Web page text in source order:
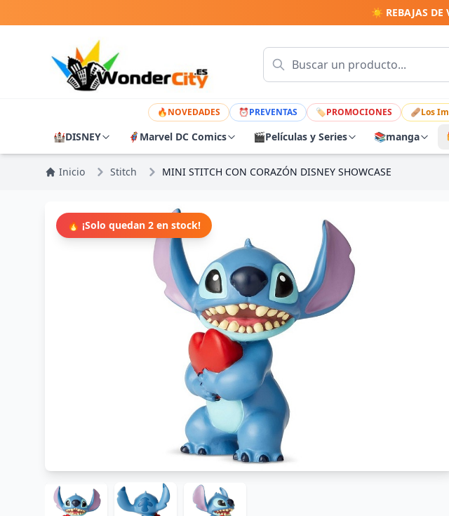
☀️ REBAJAS DE
🔥NOVEDADES ⏰PREVENTAS 🏷PROMOCIONES 🩹Los
🏰DISNEY 🦸 Marvel DC Comics 🎬Películas y Series 📚manga
Inicio Stitch MINI STITCH CON CORAZÓN DISNEY SHOWCASE
🔥 ¡Solo quedan 2 en stock!